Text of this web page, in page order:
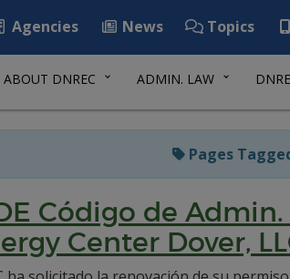
Agencies News Topics
ABOUT DNREC ADMIN. LAW
Pages
Código de
Center Dover,